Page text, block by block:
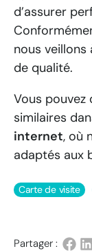
d’assurer
nous
de qualité.
Vous pouvez
similaires
internet, où
adaptés aux
Carte de visite
Partager :